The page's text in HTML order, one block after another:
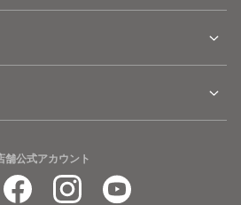
舗公式アカウント